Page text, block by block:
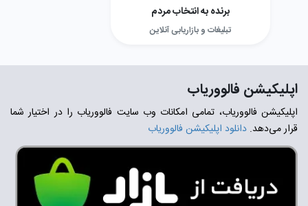
برنده به انتخاب مردم
تبلیغات و بازاریابی آنلاین
اپلیکیشن فالووریاب
اپلیکیشن فالووریاب، تمامی امکانات وب سایت فالووریاب را در اختیار شما
قرار می‌دهد. دانلود اپلیکیشن فالووریاب